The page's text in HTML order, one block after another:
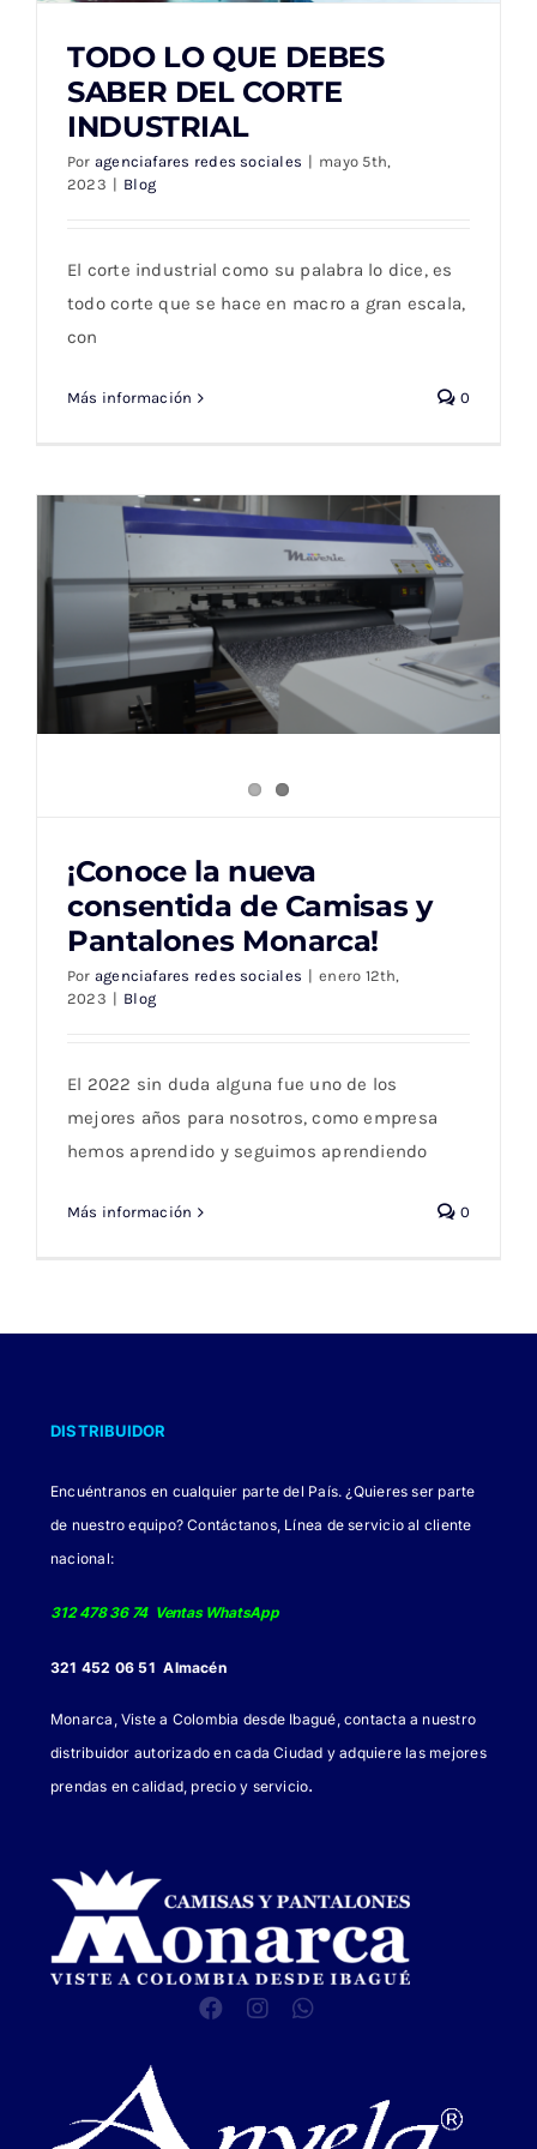
TODO LO QUE DEBES SABER DEL CORTE
TODO LO QUE DEBES
SABER DEL CORTE
INDUSTRIAL
Por agenciafares redes sociales | mayo 5th,
2023 | Blog
El corte industrial como su palabra lo dice, es
todo corte que se hace en macro a gran escala,
con
Más información 0
¡Conoce la nueva consentida de Camisas y
Pantalones Monarca!
¡Conoce la nueva
consentida de Camisas y
Pantalones Monarca!
Por agenciafares redes sociales | enero 12th,
2023 | Blog
El 2022 sin duda alguna fue uno de los
mejores años para nosotros, como empresa
hemos aprendido y seguimos aprendiendo
Más información 0
DISTRIBUIDOR
Encuéntranos en cualquier parte del País. ¿Quieres ser parte
de nuestro equipo? Contáctanos, Línea de servicio al cliente
nacional:
312 478 36 74 Ventas WhatsApp
321 452 06 51 Almacén
Monarca, Viste a Colombia desde Ibagué, contacta a nuestro
distribuidor autorizado en cada Ciudad y adquiere las mejores
prendas en calidad, precio y servicio.